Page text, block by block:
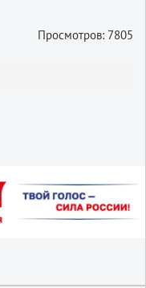
Просмотров: 7805